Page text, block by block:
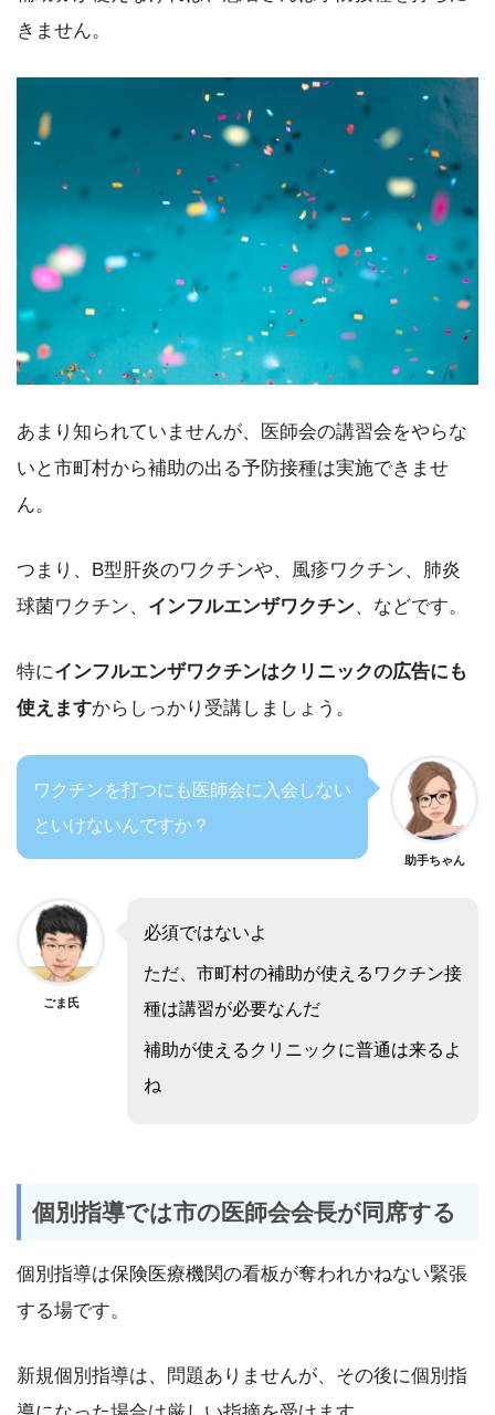
きません。
あまり知られていませんが、医師会の講習会をやらな
いと市町村から補助の出る予防接種は実施できませ
ん。
つまり、B型肝炎のワクチンや、風疹ワクチン、肺炎
球菌ワクチン、 インフルエンザワクチン、などです。
特にインフルエンザワクチンはクリニックの広告にも
使えますからしっかり受講しましょう。
ワクチンを打つにも医師会に入会しない
といけないんですか？
助手ちゃん
ごま氏
必須ではないよ
ただ、市町村の補助が使えるワクチン接
種は講習が必要なんだ
補助が使えるクリニックに普通は来るよ
ね
個別指導では市の医師会会長が同席する
個別指導は保険医療機関の看板が奪われかねない緊張
する場です。
新規個別指導は、問題ありませんが、その後に個別指